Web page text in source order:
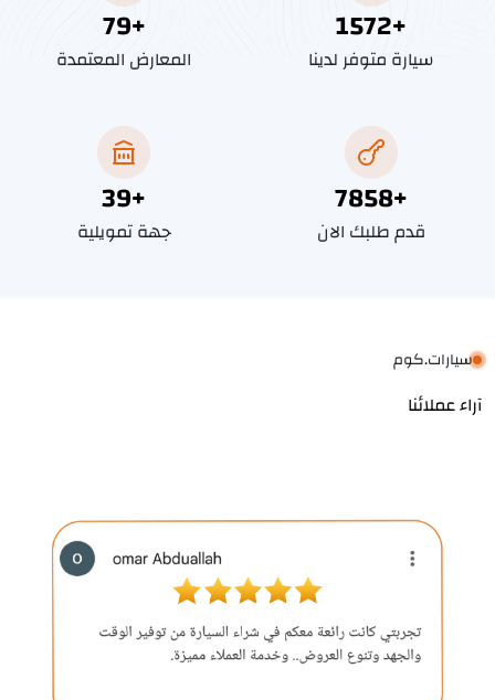
1788+
سيارة متوفر لدينا
89+
المعارض المعتمدة
8935+
قدم طلبك الان
45+
جهة تمويلية
سيارات.كوم
آراء عملائنا